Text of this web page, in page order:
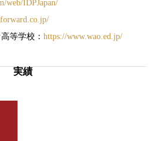
web/IDPJapan/
等学校： https://www.wao.ed.jp/
実績